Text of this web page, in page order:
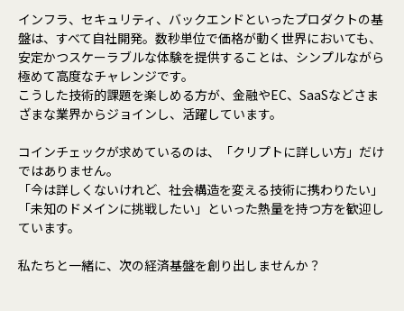
インフラ、セキュリティ、バックエンドといったプロダクトの基
盤は、すべて自社開発。数秒単位で価格が動く世界においても、
安定かつスケーラブルな体験を提供することは、シンプルながら
極めて高度なチャレンジです。
こうした技術的課題を楽しめる方が、金融やEC、SaaSなどさま
ざまな業界からジョインし、活躍しています。
コインチェックが求めているのは、「クリプトに詳しい方」だけ
ではありません。
「今は詳しくないけれど、社会構造を変える技術に携わりたい」
「未知のドメインに挑戦したい」といった熱量を持つ方を歓迎し
ています。
私たちと一緒に、次の経済基盤を創り出しませんか？